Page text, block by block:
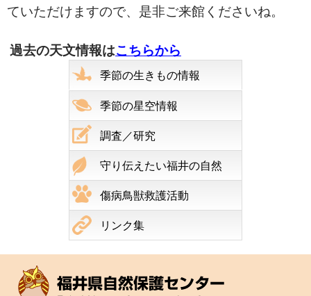
ていただけますので、是非ご来館くださいね。
過去の天文情報はこちらから
季節の生きもの情報
季節の星空情報
調査／研究
守り伝えたい福井の自然
傷病鳥獣救護活動
リンク集